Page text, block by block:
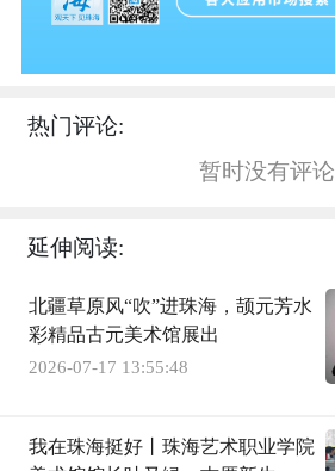
热门评论:
暂时没有评论
延伸阅读:
北疆草原风“吹”进珠海，颉元芳水
彩精品古元美术馆展出
2026-07-17 13:55:48
我在珠海挺好丨珠海艺术职业学院